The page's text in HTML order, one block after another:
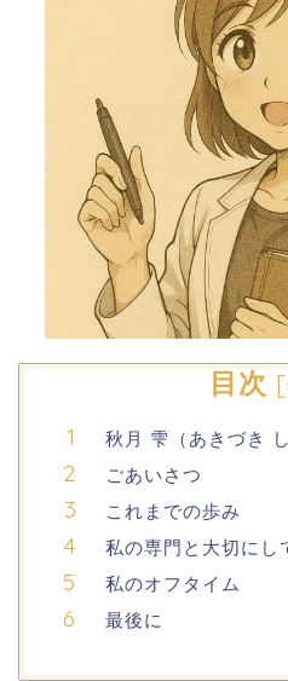
目次 [
秋月 雫（あきづき
ごあいさつ
これまでの歩み
私の専門と大切にし
私のオフタイム
最後に